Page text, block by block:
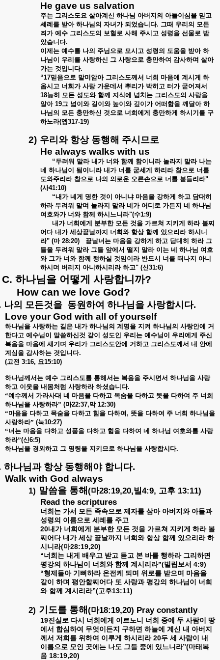
He gave us salvation
주는 그리스도요 살아계신 하나님 아버지의 아들이심을 믿고
셰례를 받아 하나님의 자녀가 되었습니다. 그때 우리의 모든
죄가 예수 그리스도의 보혈로 사해 주시고 성령을 선물로 받
았습니다.
이제는 예수를 나의 주님으로 모시고 성령의 도움을 받아 하
나님이
우리를 사랑하신 그 사랑으로 충만하여 감사하며 살아
가는 것입니다.
“17믿음으로 말미암아 그리스도께서 너희 마음에 계시게 하
옵시고 너희가 사랑 가운데서 뿌리가 박히고 터가 굳어져서
18능히 모든 성도와 함께 지식에 넘치는 그리스도의 사랑을
알아19그 넓이와 길이와 높이와 깊이가 어떠함을 깨달아 하
나님의 모든 충만하신 것으로 너희에게 충만하게 하시기를 구
하노라(엡317-19)
2) 우리와 항상 동행해 주시므로
He always walks with us
“두려워 말라 내가 너와 함께 함이니라 놀라지 말라 나는
네 하나님이 됨이니라 내가 너를 굳세게 하리라 참으로 너를
도와주리라 참으로 나의 의로운 오른손으로 너를 붙들리라"
(사41:10)
“내가 네게 명한 것이 아니냐 마음을 강하게 하고 담대히
하라 두려워 말며 놀라지 말라 네가 어디로 가든지 네 하나님
여호와가 너와 함께 하시느니라"(수1:9)
내가 너희에게 분부한 모든 것을 가르쳐 지키게 하라 볼찌
어다 내가 세상끝날까지 너희와 항상 함께 있으리라 하시니
라" (마 28:20) 끝날너는 마음을 강하게 하고 담대히 하라 그
들을 두려워 말라 그들 앞에서 떨지 말라 이는 네 하나님 여호
와 그가 너와 함께 행하실 것임이라 반드시 너를 떠나지 아니
하시며 버리지 아니하시리라 하고" (신31:6)
C. 하나님을 어떻게 사랑합니까?
How can we love God?
나의 모든것을 동원하여 하나님을 사랑합시다.
Love your God with all of yourself
하나님을 사랑하는 길은 내가 하나님의 계명을 지켜 하나님의 사랑안에 거
한다고 예수님이 말씀하신것 같이 성도인 우리는 예수님이 우리에게 주신
복음을 마음에 새기며 우리가 그리스도안에 거하고 그리스도께서 내 안에
계심을 감사하는 것입니다.
(고전 3:16, 요15:10)
하나님께서는 예수 그리스도를 통해서는 복음을 주시면서 하나님을 사랑
하고 이웃을 내몸처럼 사랑하라 하셨습니다.
“예수께서 가라사대 네 마음을 다하고 목숨을 다하고 뜻을 다하여 주 너희
하나님을 사랑하라” (마22:37,막12:30)
“마음을 다하고 목숨을 다하고 힘을 다하여 , 뜻을 다하여 주 너희 하나님을
사랑하라” (눅10:27)
“너는 마음을 다하고 성품을 다하고 힘을 다하여 네 하나님 여호와를 사랑
하라”(신6:5)
하나님을 경외하고 그 명령을 지키므로 하나님을 사랑합시다.
하나님과 항상 동행해야 합니다.
Walk with God always
1) 말씀을 통해 (마28:19,20,빌4:9, 고후 13:11)
Read the scriptures
너희는 가서 모든 족속으로 제자를 삼아 아버지와 아들과
성령의 이름으로 세례를 주고
20내가 너희에게 분부한 모든 것을 가르쳐 지키게 하라 볼
찌어다 내가 세상 끝날까지 너희와 항상 함께 있으리라 하
시니라(마28:19,20)
“너희는 내게 배우고 받고 듣고 본 바를 행하라 그리하면
평강의 하나님이 너희와 함께 계시리라”(빌립보서 4:9)
“형제들아 기뻐하라 온전케 되며 위로를 받으며 마음을
같이 하며 평안할찌어다 또 사랑과 평강의 하나님이
너희
와 함께 계시리라”(고후13:11)
2) 기도를 통해 (마18:19,20) Pray constantly
19진실로 다시 너희에게 이르노니 너희 중에 두 사람이
땅
에서 합심하여 무엇이든지 구하면 하늘에 계신 내 아버지
께서 저희를 위하여 이루게 하시리라20두 세 사람이
내
이름으로 모인 곳에는 나도 그들 중에 있느니라”(마태복
음 18:19,20)